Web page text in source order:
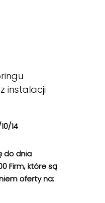
instalacji
14
do dnia
Firm, które są
oferty na: